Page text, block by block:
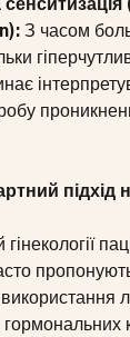
З часом
підхід
використання